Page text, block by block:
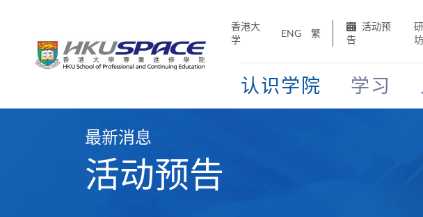
香港大
学
ENG 繁
活动预
告
坊
认识学院 学习
最新消息
活动预告